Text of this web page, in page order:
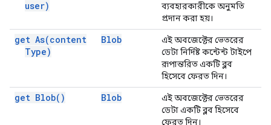
user)
ব্যবহারকারীকে অনুমতি
প্রদান করা হয়।
get As(content
Type)
Blob
এই অবজেক্টের ভেতরের
ডেটা নির্দিষ্ট কন্টেন্ট টাইপে
রূপান্তরিত একটি ব্লব
হিসেবে ফেরত দিন।
get Blob( ) Blob
এই অবজেক্টের ভেতরের
ডেটা একটি ব্লব হিসেবে
ফেরত দিন।